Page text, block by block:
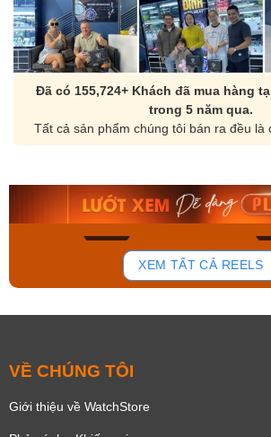
Đã có 155,724+ Khách đã mua hàng
trong 5 năm qua.
Tất cả sản phẩm chúng tôi bán ra đều là
178
Orient Nam RA-
Mua ngay
XEM TẤT CẢ REELS
VỀ CHÚNG TÔI
Giới thiệu về WatchStore